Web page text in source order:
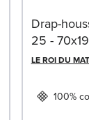
Drap-
25 -
LE ROI DU
100%